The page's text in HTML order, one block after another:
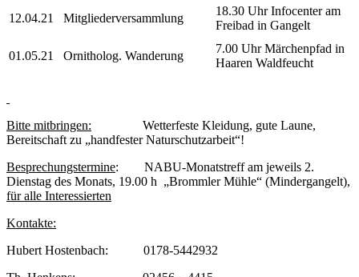
12.04.21 Mitgliederversammlung
18.30 Uhr Infocenter am
Freibad in Gangelt
01.05.21 Ornitholog. Wanderung
7.00 Uhr Märchenpfad in
Haaren Waldfeucht
Bitte mitbringen: Wetterfeste Kleidung, gute Laune,
Bereitschaft zu „handfester Naturschutzarbeit“!
Besprechungstermine: NABU-Monatstreff am jeweils 2.
Dienstag des Monats, 19.00 h „Brommler Mühle“ (Mindergangelt),
für alle Interessierten
Kontakte:
Hubert Hostenbach: 0178-5442932